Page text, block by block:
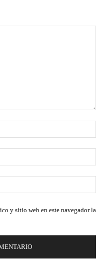
y sitio web en este navegador la